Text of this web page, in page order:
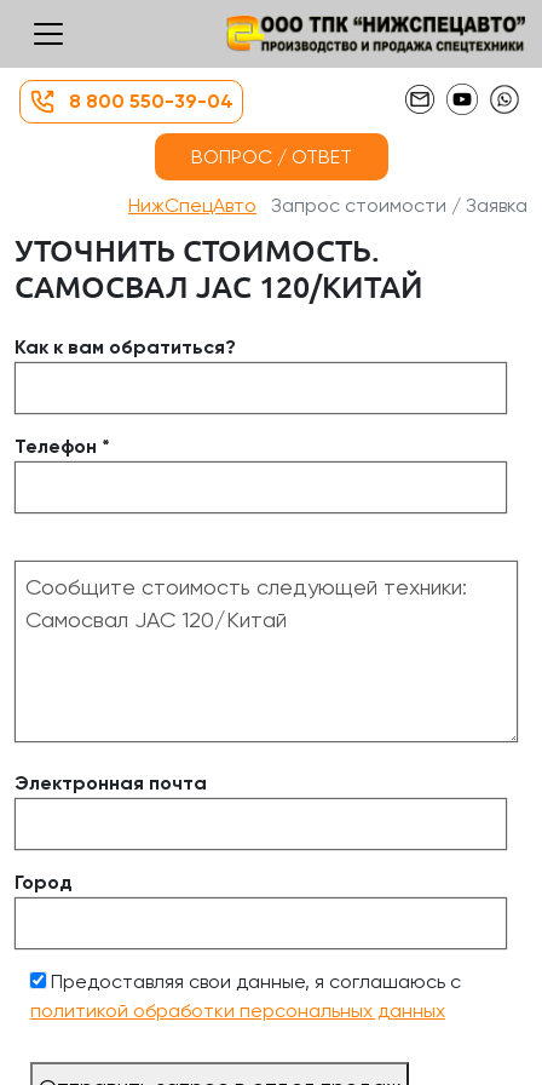
8 800 550-39-04
ВОПРОС / ОТВЕТ
НижСпецАвто Запрос стоимости / Заявка
УТОЧНИТЬ СТОИМОСТЬ.
САМОСВАЛ JAC 120/КИТАЙ
Как к вам обратиться?
Телефон *
Электронная почта
Город
Предоставляя свои данные, я соглашаюсь с
политикой обработки персональных данных